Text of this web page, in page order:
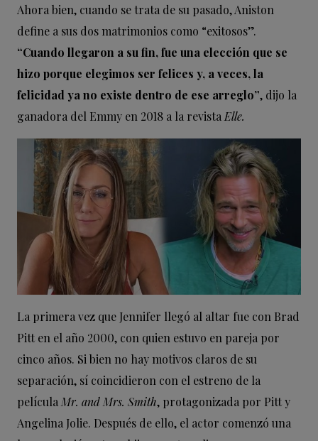
Ahora bien, cuando se trata de su pasado, Aniston
define a sus dos matrimonios como “exitosos”.
“Cuando llegaron a su fin, fue una elección que se
hizo porque elegimos ser felices y, a veces, la
felicidad ya no existe dentro de ese arreglo”, dijo la
ganadora del Emmy en 2018 a la revista Elle.
La primera vez que Jennifer llegó al altar fue con Brad
Pitt en el año 2000, con quien estuvo en pareja por
cinco años. Si bien no hay motivos claros de su
separación, sí coincidieron con el estreno de la
película Mr. and Mrs. Smith, protagonizada por Pitt y
Angelina Jolie. Después de ello, el actor comenzó una